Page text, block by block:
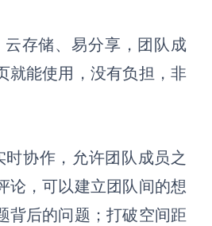
云存储、易分享 ，团队成
就能使用，没有负担，非
时协作，允许团队成员之
论，可以建立团队间的想
背后的问题 ；打破空间距